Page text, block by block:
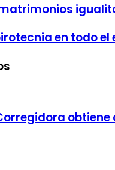
en todo el